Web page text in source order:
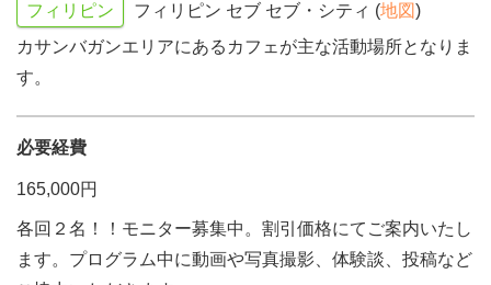
フィリピン フィリピン セブ セブ・シティ (地図)
カサンバガンエリアにあるカフェが主な活動場所となりま
す。
必要経費
165,000円
各回２名！！モニター募集中。割引価格にてご案内いたし
ます。プログラム中に動画や写真撮影、体験談、投稿など